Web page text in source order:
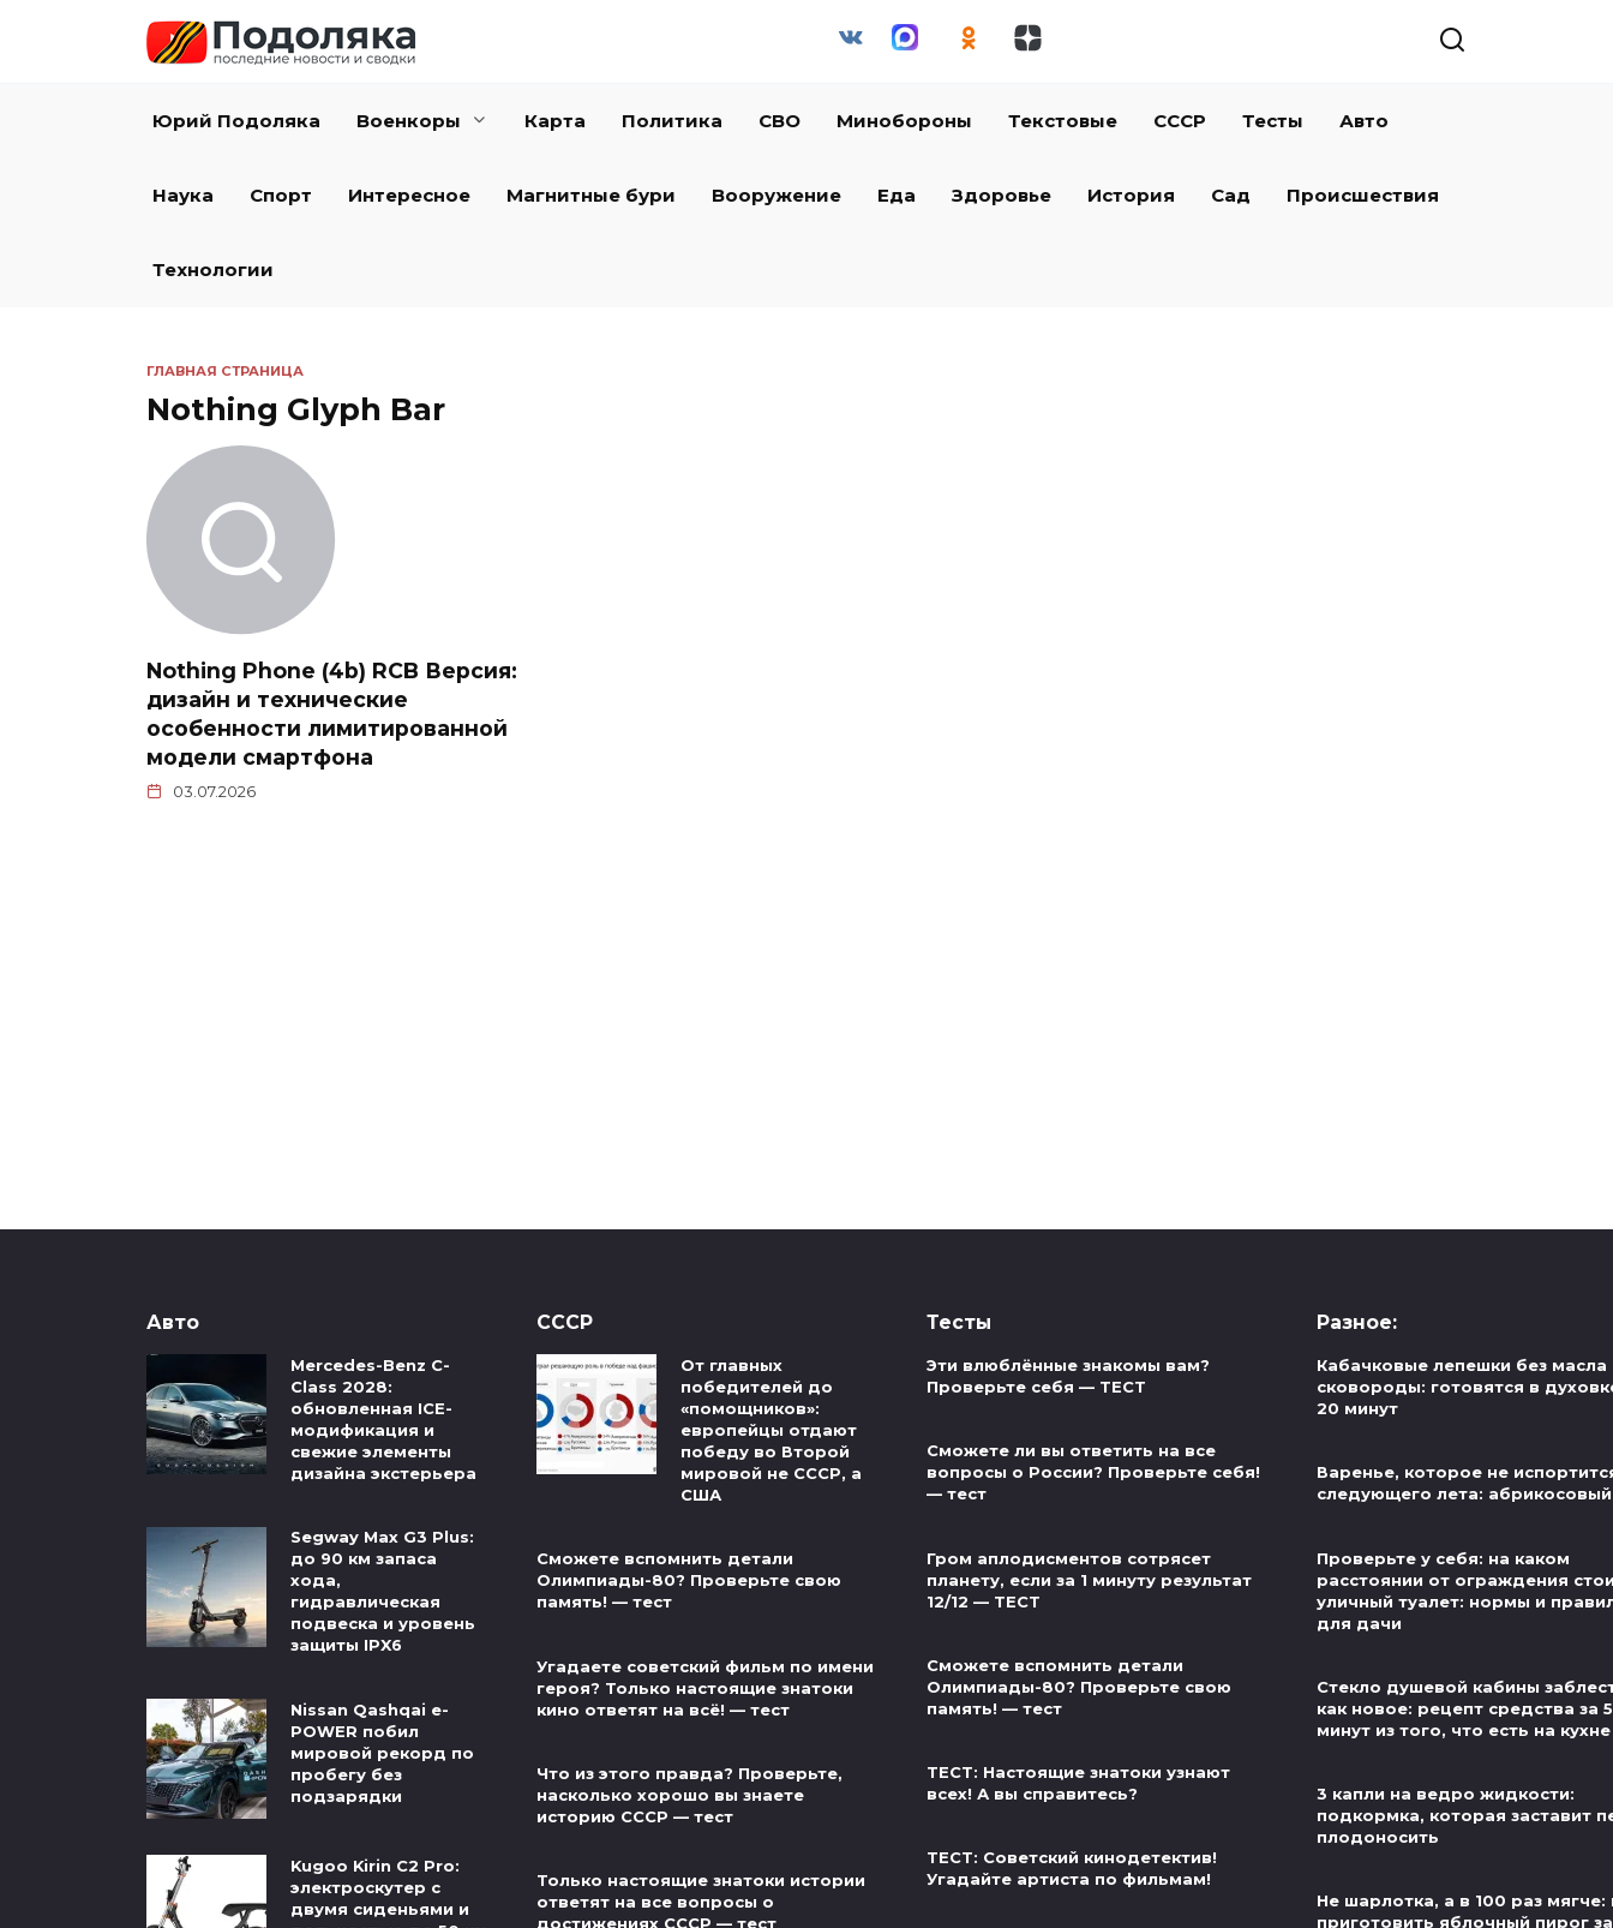
Юрий Подоляка Военкоры Карта Политика СВО Минобороны Текстовые СССР Тесты Авто
Наука Спорт Интересное Магнитные бури Вооружение Еда Здоровье История Сад Происшествия
Технологии
ГЛАВНАЯ СТРАНИЦА
Nothing Glyph Bar
Nothing Phone (4b) RCB Версия:
дизайн и технические
особенности лимитированной
модели смартфона
03.07.2026
Авто
Mercedes-Benz C-
Class 2028:
обновленная ICE-
модификация и
свежие элементы
дизайна экстерьера
Segway Max G3 Plus:
до 90 км запаса
хода,
гидравлическая
подвеска и уровень
защиты IPX6
Nissan Qashqai e-
POWER побил
мировой рекорд по
пробегу без
подзарядки
Kugoo Kirin C2 Pro:
электроскутер с
двумя сиденьями и
СССР
От главных
победителей до
«помощников»:
европейцы отдают
победу во Второй
мировой не СССР, а
США
Сможете вспомнить детали
Олимпиады-80? Проверьте свою
память! — тест
Угадаете советский фильм по имени
героя? Только настоящие знатоки
кино ответят на всё! — тест
Что из этого правда? Проверьте,
насколько хорошо вы знаете
историю СССР — тест
Только настоящие знатоки истории
ответят на все вопросы о
достижениях СССР — тест
Тесты
Эти влюблённые знакомы вам?
Проверьте себя — ТЕСТ
Сможете ли вы ответить на все
вопросы о России? Проверьте себя!
— тест
Гром аплодисментов сотрясет
планету, если за 1 минуту результат
12/12 — ТЕСТ
Сможете вспомнить детали
Олимпиады-80? Проверьте свою
память! — тест
ТЕСТ: Настоящие знатоки узнают
всех! А вы справитесь?
ТЕСТ: Советский кинодетектив!
Угадайте артиста по фильмам!
Разное:
Кабачковые лепешки без масла
сковороды: готовятся в
20 минут
Варенье, которое не
следующего лета: абрикосовый
Проверьте у себя: на каком
расстоянии от ограждения
уличный туалет: нормы и
для дачи
Стекло душевой кабины
как новое: рецепт средства за 5
минут из того, что есть на кухне
3 капли на ведро жидкости:
подкормка, которая заставит
плодоносить
Не шарлотка, а в 100 раз мягче:
приготовить яблочный пирог